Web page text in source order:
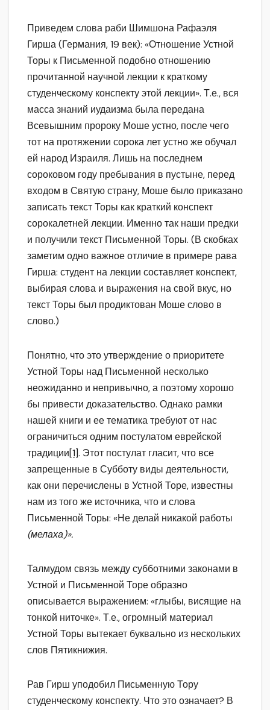
Приведем слова раби Шимшона Рафаэля
Гирша (Германия, 19 век): «Отношение Устной
Торы к Письменной подобно отношению
прочитанной научной лекции к краткому
студенческому конспекту этой лекции». Т.е., вся
масса знаний иудаизма была передана
Всевышним пророку Моше устно, после чего
тот на протяжении сорока лет устно же обучал
ей народ Израиля. Лишь на последнем
сороковом году пребывания в пустыне, перед
входом в Святую страну, Моше было приказано
записать текст Торы как краткий конспект
сорокалетней лекции. Именно так наши предки
и получили текст Письменной Торы. (В скобках
заметим одно важное отличие в примере рава
Гирша: студент на лекции составляет конспект,
выбирая слова и выражения на свой вкус, но
текст Торы был продиктован Моше слово в
слово.)
Понятно, что это утверждение о приоритете
Устной Торы над Письменной несколько
неожиданно и непривычно, а поэтому хорошо
бы привести доказательство. Однако рамки
нашей книги и ее тематика требуют от нас
ограничиться одним постулатом еврейской
традиции[1]. Этот постулат гласит, что все
запрещенные в Субботу виды деятельности,
как они перечислены в Устной Торе, известны
нам из того же источника, что и слова
Письменной Торы: «Не делай никакой работы
(мелаха)».
Талмудом связь между субботними законами в
Устной и Письменной Торе образно
описывается выражением: «глыбы, висящие на
тонкой ниточке». Т.е., огромный материал
Устной Торы вытекает буквально из нескольких
слов Пятикнижия.
Рав Гирш уподобил Письменную Тору
студенческому конспекту. Что это означает? В